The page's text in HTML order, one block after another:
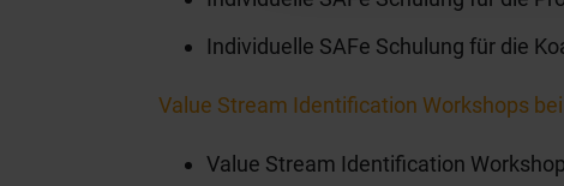
Individuelle SAFe Schulung für die
Value Stream Identification Workshops
Value Stream Identification